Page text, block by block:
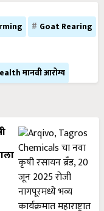
Goat Rearing
मानवी आरोग्य